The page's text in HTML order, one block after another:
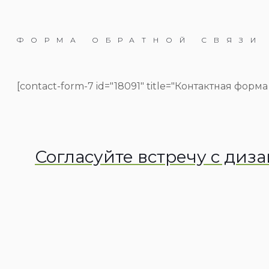
ФОРМА ОБРАТНОЙ СВЯЗИ
[contact-form-7 id="18091" title="Контактная форма
Согласуйте встречу с